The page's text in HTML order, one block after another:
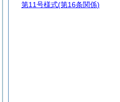
第11号様式(第16条関係)